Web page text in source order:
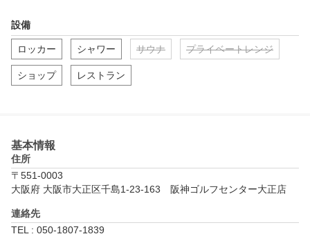
設備
ロッカー シャワー サウナ プライベートレンジ
ショップ レストラン
基本情報
住所
〒551-0003
大阪府 大阪市大正区千島1-23-163　阪神ゴルフセンター大正店
連絡先
TEL : 050-1807-1839